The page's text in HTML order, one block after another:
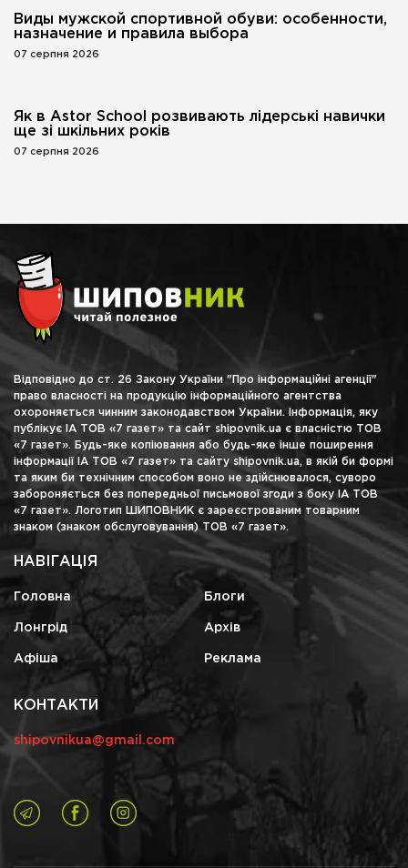
Виды мужской спортивной обуви: особенности,
назначение и правила выбора
07 серпня 2026
Як в Astor School розвивають лідерські навички
ще зі шкільних років
07 серпня 2026
Відповідно до ст. 26 Закону України "Про інформаційні агенції"
право власності на продукцію інформаційного агентства
охороняється чинним законодавством України. Інформація, яку
публікує ІА ТОВ «7 газет» та сайт shipovnik.ua є власністю ТОВ
«7 газет». Будь-яке копіювання або будь-яке інше поширення
інформації ІА ТОВ «7 газет» та сайту shipovnik.ua, в якій би формі
та яким би технічним способом воно не здійснювалося, суворо
забороняється без попередньої письмової згоди з боку ІА ТОВ
«7 газет». Логотип ШИПОВНИК є зареєстрованим товарним
знаком (знаком обслуговування) ТОВ «7 газет».
НАВІГАЦІЯ
Головна Блоги
Лонгрід Архів
Афіша Реклама
КОНТАКТИ
shipovnikua@gmail.com